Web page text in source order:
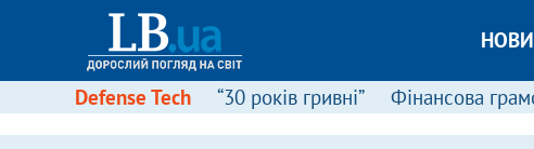
Defense Tech “30 років гривні” Фінансова